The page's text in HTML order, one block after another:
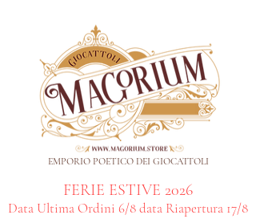
EMPORIO POETICO DEI GIOCATTOLI
FERIE ESTIVE 2026
Data Ultima Ordini 6/8 data Riapertura 17/8